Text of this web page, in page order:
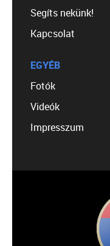
Segíts nekünk!
Kapcsolat
EGYÉB
Fotók
Videók
Impresszum